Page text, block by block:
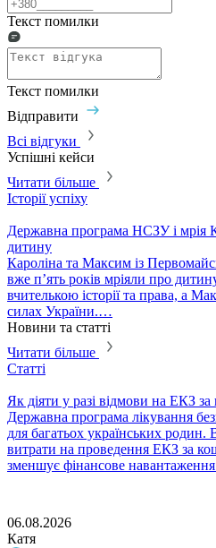
Текст помилки
Текст помилки
Відправити
Всі відгуки
Успішні кейси
Читати більше
Історії успіху
Державна програма НСЗУ і мрія
дитину
Кароліна та Максим із
вже п’ять років мріяли про
вчителькою історії та права, а
силах України.…
Новини та статті
Читати більше
Статті
Як діяти у разі відмови на ЕКЗ
​Державна програма лікування
для багатьох українських родин.
витрати на проведення ЕКЗ за
зменшує фінансове
06.08.2026
Катя